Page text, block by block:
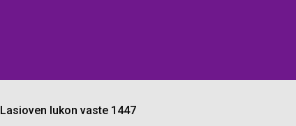
Lasioven lukon vaste 1447